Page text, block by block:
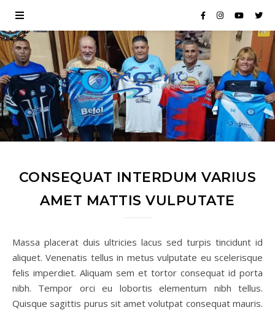
CONSEQUAT INTERDUM VARIUS
AMET MATTIS VULPUTATE
Massa placerat duis ultricies lacus sed turpis tincidunt id
aliquet. Venenatis tellus in metus vulputate eu scelerisque
felis imperdiet. Aliquam sem et tortor consequat id porta
nibh. Tempor orci eu lobortis elementum nibh tellus.
Quisque sagittis purus sit amet volutpat consequat mauris.